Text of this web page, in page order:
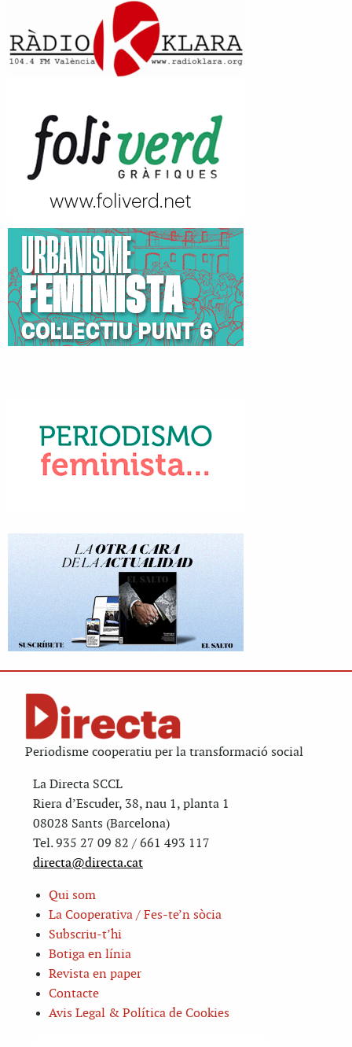
Periodisme cooperatiu per la transformació social
La Directa SCCL
Riera d’Escuder, 38, nau 1, planta 1
08028 Sants (Barcelona)
Tel. 935 27 09 82 / 661 493 117
directa@directa.cat
Qui som
La Cooperativa / Fes-te’n sòcia
Subscriu-t’hi
Botiga en línia
Revista en paper
Contacte
Avis Legal & Política de Cookies